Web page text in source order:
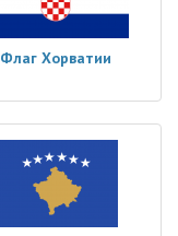
Флаг Хорватии